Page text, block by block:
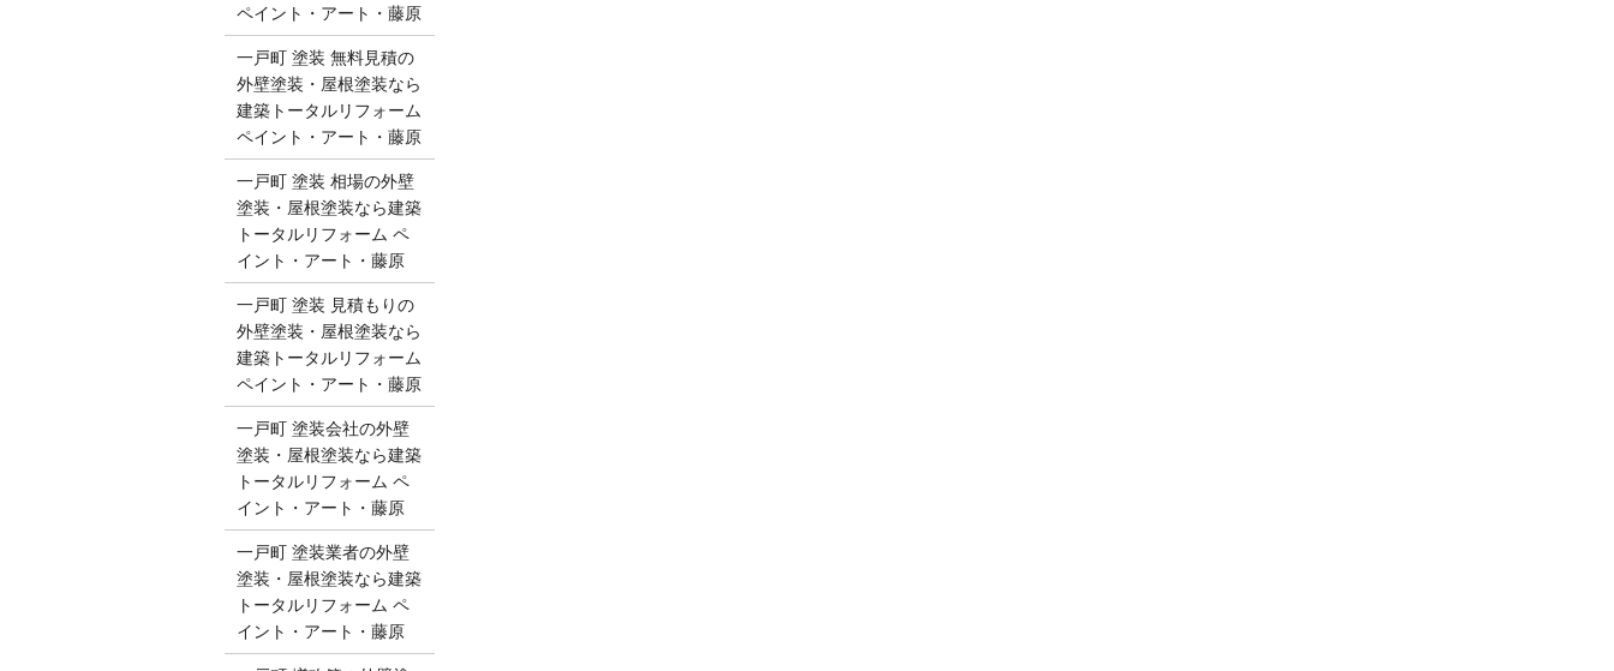
ペイント・アート・藤原
一戸町 塗装 無料見積の
外壁塗装・屋根塗装なら
建築トータルリフォーム
ペイント・アート・藤原
一戸町 塗装 相場の外壁
塗装・屋根塗装なら建築
トータルリフォーム ペ
イント・アート・藤原
一戸町 塗装 見積もりの
外壁塗装・屋根塗装なら
建築トータルリフォーム
ペイント・アート・藤原
一戸町 塗装会社の外壁
塗装・屋根塗装なら建築
トータルリフォーム ペ
イント・アート・藤原
一戸町 塗装業者の外壁
塗装・屋根塗装なら建築
トータルリフォーム ペ
イント・アート・藤原